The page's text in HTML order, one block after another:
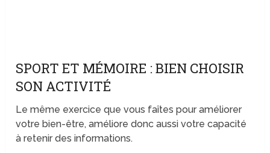
SPORT ET MÉMOIRE : BIEN CHOISIR
SON ACTIVITÉ
Le même exercice que vous faîtes pour améliorer
votre bien-être, améliore donc aussi votre capacité
à retenir des informations.